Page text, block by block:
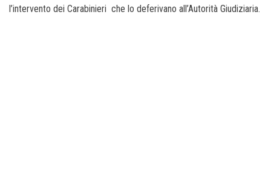
l’intervento dei Carabinieri che lo deferivano all’Autorità Giudiziaria.